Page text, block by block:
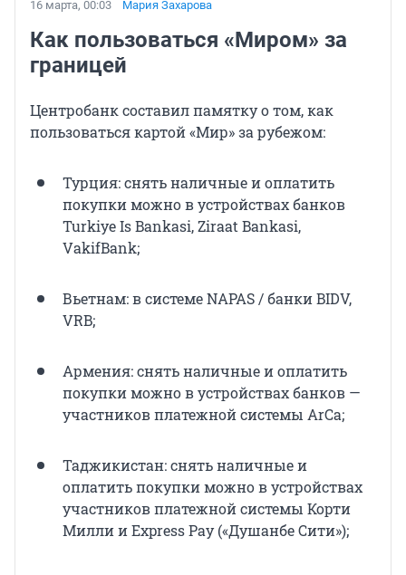
16 марта, 00:03 Мария Захарова
Как пользоваться «Миром» за
границей
Центробанк составил памятку о том, как
пользоваться картой «Мир» за рубежом:
Турция: снять наличные и оплатить
покупки можно в устройствах банков
Turkiye Is Bankasi, Ziraat Bankasi,
VakifBank;
Вьетнам: в системе NAPAS / банки BIDV,
VRB;
Армения: снять наличные и оплатить
покупки можно в устройствах банков —
участников платежной системы ArCa;
Таджикистан: снять наличные и
оплатить покупки можно в устройствах
участников платежной системы Корти
Милли и Express Pay («Душанбе Сити»);